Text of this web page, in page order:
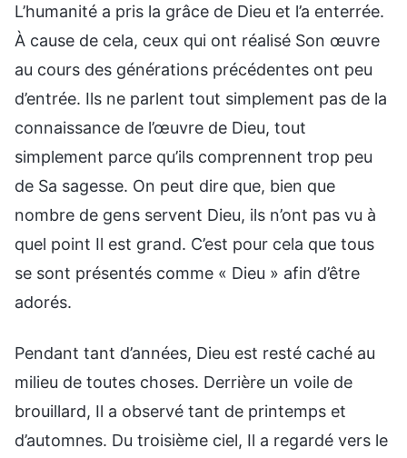
L’humanité a pris la grâce de Dieu et l’a enterrée.
À cause de cela, ceux qui ont réalisé Son œuvre
au cours des générations précédentes ont peu
d’entrée. Ils ne parlent tout simplement pas de la
connaissance de l’œuvre de Dieu, tout
simplement parce qu’ils comprennent trop peu
de Sa sagesse. On peut dire que, bien que
nombre de gens servent Dieu, ils n’ont pas vu à
quel point Il est grand. C’est pour cela que tous
se sont présentés comme « Dieu » afin d’être
adorés.
Pendant tant d’années, Dieu est resté caché au
milieu de toutes choses. Derrière un voile de
brouillard, Il a observé tant de printemps et
d’automnes. Du troisième ciel, Il a regardé vers le